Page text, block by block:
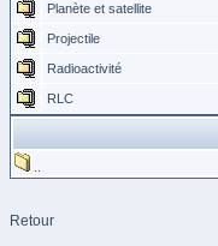
Planète et satellite
Projectile
Radioactivité
RLC
Retour